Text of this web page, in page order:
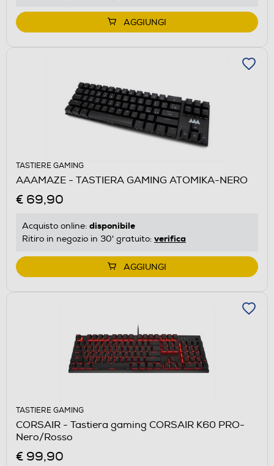
AGGIUNGI
TASTIERE GAMING
AAAMAZE - TASTIERA GAMING ATOMIKA-NERO
€ 69,90
Acquisto online: disponibile
Ritiro in negozio in 30' gratuito: verifica
AGGIUNGI
TASTIERE GAMING
CORSAIR - Tastiera gaming CORSAIR K60 PRO-
Nero/Rosso
€ 99,90